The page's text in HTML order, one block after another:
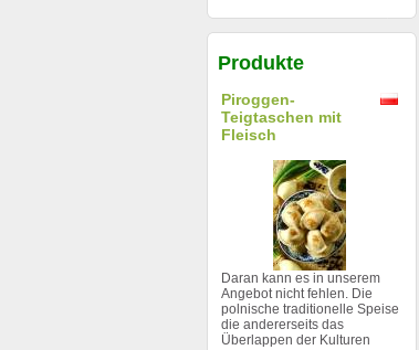
Produkte
Piroggen-
Teigtaschen mit
Fleisch
Daran kann es in unserem
Angebot nicht fehlen. Die
polnische traditionelle Speise
die andererseits das
Überlappen der Kulturen